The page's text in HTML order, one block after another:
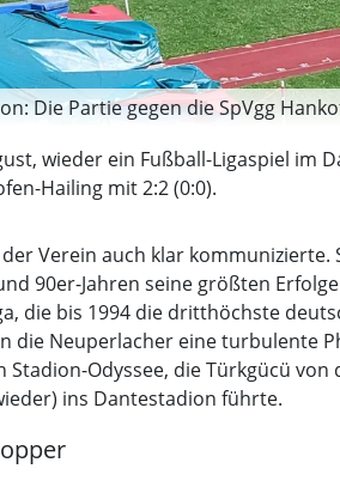
Die Partie gegen die SpVgg
wieder ein Fußball-Ligaspiel
Hailing mit 2:2 (0:0).
Verein auch klar
90er-Jahren seine größten
die bis 1994 die dritthöchste
Neuperlacher eine turbulente
Odyssee, die Türkgücü
ins Dantestadion führte.